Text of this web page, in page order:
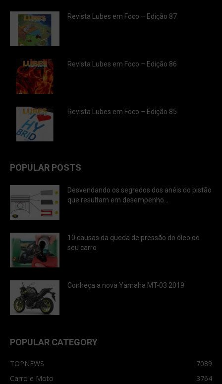
Revista Lubes em Foco – Edição 87
Revista Lubes em Foco – Edição 86
Revista Lubes em Foco – Edição 85
POPULAR POSTS
Desvendando os segredos dos anéis do pistão
que resultam em desempenho...
10 causas da queda de pressão do óleo do
seu carro
Conheça a nova Yamaha MT-03 2019
POPULAR CATEGORY
TOPNEWS
7089
Carro e Moto
3764